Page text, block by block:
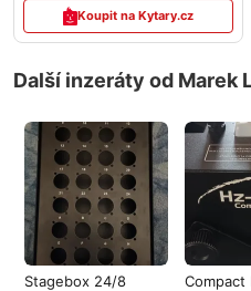
Koupit na Kytary.cz
Další inzeráty od Marek
Stagebox 24/8
Compact